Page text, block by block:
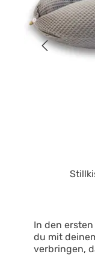
In den
du mit
verbringen,
Damit dein